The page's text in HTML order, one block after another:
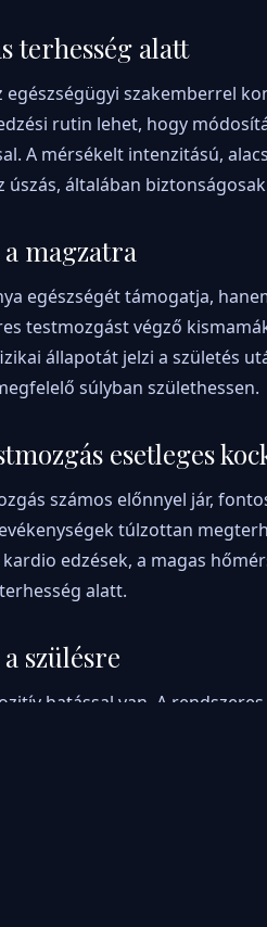
terhesség alatt
egészségügyi szakemberrel
rutin lehet, hogy
A mérsékelt intenzitású,
úszás, általában
a magzatra
egészségét támogatja,
testmozgást végző
állapotát jelzi a születés
súlyban születhessen.
esetleges
számos előnnyel jár,
túlzottan
edzések, a magas
alatt.
szülésre
hatással van. A